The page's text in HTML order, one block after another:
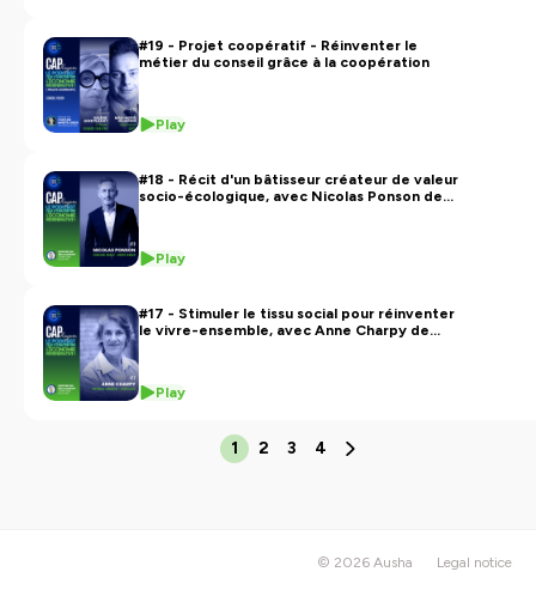
#19 - Projet coopératif - Réinventer le
métier du conseil grâce à la coopération
Play
#18 - Récit d'un bâtisseur créateur de valeur
socio-écologique, avec Nicolas Ponson de
Play
#17 - Stimuler le tissu social pour réinventer
le vivre-ensemble, avec Anne Charpy de
Play
1 2 3 4
© 2026 Ausha Legal notice